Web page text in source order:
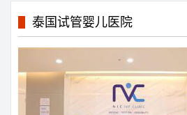
泰国试管婴儿医院